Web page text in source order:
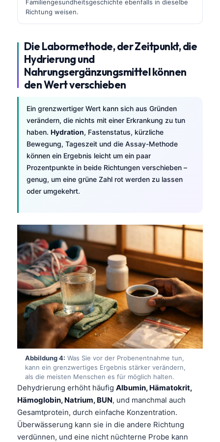
Familiengesundheitsgeschichte ebenfalls in dieselbe
Richtung weisen.
Die Labormethode, der Zeitpunkt, die
Hydrierung und
Nahrungsergänzungsmittel können
den Wert verschieben
Ein grenzwertiger Wert kann sich aus Gründen
verändern, die nichts mit einer Erkrankung zu tun
haben. Hydration, Fastenstatus, kürzliche
Bewegung, Tageszeit und die Assay-Methode
können ein Ergebnis leicht um ein paar
Prozentpunkte in beide Richtungen verschieben –
genug, um eine grüne Zahl rot werden zu lassen
oder umgekehrt.
Abbildung 4: Was Sie vor der Probenentnahme tun,
kann ein grenzwertiges Ergebnis stärker verändern,
als die meisten Menschen es für möglich halten.
Dehydrierung erhöht häufig Albumin, Hämatokrit,
Hämoglobin, Natrium, BUN, und manchmal auch
Gesamtprotein, durch einfache Konzentration.
Überwässerung kann sie in die andere Richtung
verdünnen, und eine nicht nüchterne Probe kann